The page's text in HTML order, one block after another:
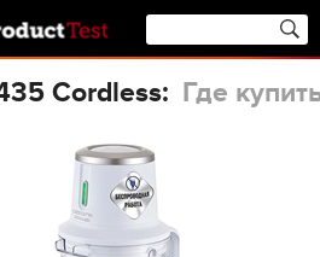
Cordless: Где